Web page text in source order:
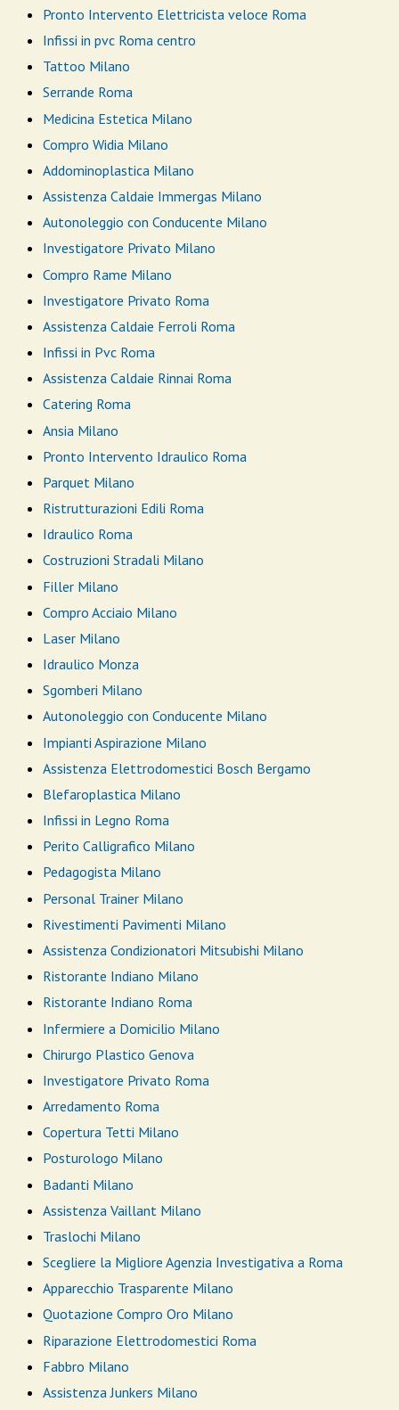
Pronto Intervento Elettricista veloce Roma
Infissi in pvc Roma centro
Tattoo Milano
Serrande Roma
Medicina Estetica Milano
Compro Widia Milano
Addominoplastica Milano
Assistenza Caldaie Immergas Milano
Autonoleggio con Conducente Milano
Investigatore Privato Milano
Compro Rame Milano
Investigatore Privato Roma
Assistenza Caldaie Ferroli Roma
Infissi in Pvc Roma
Assistenza Caldaie Rinnai Roma
Catering Roma
Ansia Milano
Pronto Intervento Idraulico Roma
Parquet Milano
Ristrutturazioni Edili Roma
Idraulico Roma
Costruzioni Stradali Milano
Filler Milano
Compro Acciaio Milano
Laser Milano
Idraulico Monza
Sgomberi Milano
Autonoleggio con Conducente Milano
Impianti Aspirazione Milano
Assistenza Elettrodomestici Bosch Bergamo
Blefaroplastica Milano
Infissi in Legno Roma
Perito Calligrafico Milano
Pedagogista Milano
Personal Trainer Milano
Rivestimenti Pavimenti Milano
Assistenza Condizionatori Mitsubishi Milano
Ristorante Indiano Milano
Ristorante Indiano Roma
Infermiere a Domicilio Milano
Chirurgo Plastico Genova
Investigatore Privato Roma
Arredamento Roma
Copertura Tetti Milano
Posturologo Milano
Badanti Milano
Assistenza Vaillant Milano
Traslochi Milano
Scegliere la Migliore Agenzia Investigativa a Roma
Apparecchio Trasparente Milano
Quotazione Compro Oro Milano
Riparazione Elettrodomestici Roma
Fabbro Milano
Assistenza Junkers Milano